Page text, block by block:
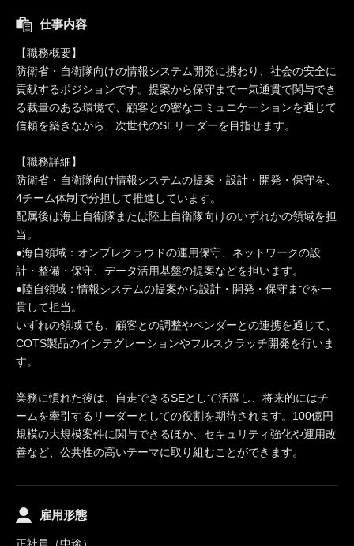
仕事内容
【職務概要】
防衛省・自衛隊向けの情報システム開発に携わり、社会の安全に
貢献するポジションです。提案から保守まで一気通貫で関与でき
る裁量のある環境で、顧客との密なコミュニケーションを通じて
信頼を築きながら、次世代のSEリーダーを目指せます。
【職務詳細】
防衛省・自衛隊向け情報システムの提案・設計・開発・保守を、
4チーム体制で分担して推進しています。
配属後は海上自衛隊または陸上自衛隊向けのいずれかの領域を担
当。
●海自領域：オンプレクラウドの運用保守、ネットワークの設
計・整備・保守、データ活用基盤の提案などを担います。
●陸自領域：情報システムの提案から設計・開発・保守までを一
貫して担当。
いずれの領域でも、顧客との調整やベンダーとの連携を通じて、
COTS製品のインテグレーションやフルスクラッチ開発を行いま
す。
業務に慣れた後は、自走できるSEとして活躍し、将来的にはチ
ームを牽引するリーダーとしての役割を期待されます。100億円
規模の大規模案件に関与できるほか、セキュリティ強化や運用改
善など、公共性の高いテーマに取り組むことができます。
雇用形態